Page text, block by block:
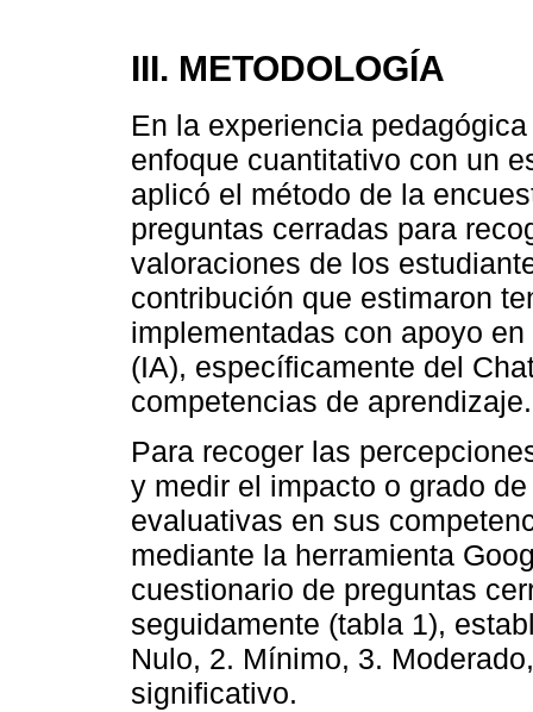
III. METODOLOGÍA
En la experiencia
enfoque cuantitativo con un
aplicó el método de la
preguntas cerradas para
valoraciones de los
contribución que estimaron
implementadas con apoyo
(IA), específicamente del
competencias de aprendizaje.
Para recoger las
y medir el impacto o grado
evaluativas en sus
mediante la herramienta
cuestionario de preguntas
seguidamente (tabla 1),
Nulo, 2. Mínimo, 3.
significativo.